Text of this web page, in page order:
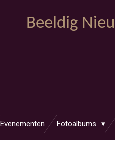
Beeldig
Evenementen Fotoalbums